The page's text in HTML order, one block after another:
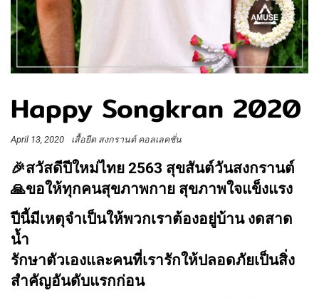
Happy Songkran 2020
April 13, 2020 เสื้อยืด สงกรานต์ คอลเลคชั่น
🎉สวัสดีปีใหม่ไทย 2563 สุขสันต์วันสงกรานต์
🙏ขอให้ทุกคนสุขภาพกาย สุขภาพใจแข็งแรง
ปีนี้มีเหตุจำเป็นให้พวกเราต้องอยู่บ้าน งดสาด
น้ำ
รักษาตัวเองและคนที่เรารักให้ปลอดภัยเป็นสิ่ง
สำคัญอันดับแรกก่อน